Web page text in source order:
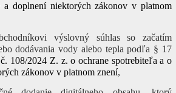
a doplnení niektorých zákonov v platnom
výslovný súhlas so začatím
dodávania vody alebo tepla podľa § 17
108/2024 Z. z. o ochrane spotrebiteľa a o
zákonov v platnom znení,